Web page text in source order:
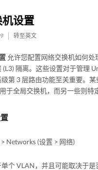
设置
转至英文
允许您配置网络交换机如何
(L3) 隔离。这些设置对于管理
第 3 层路由功能至关重要。
于全局交换机，而另一些则特
Networks (设置 > 网络)
个 VLAN，并且可能取决于是